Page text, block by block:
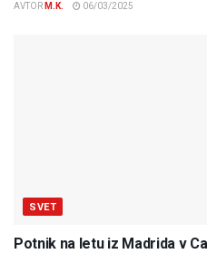
AVTOR M.K. 06/03/2025
SVET
Potnik na letu iz Madrida v